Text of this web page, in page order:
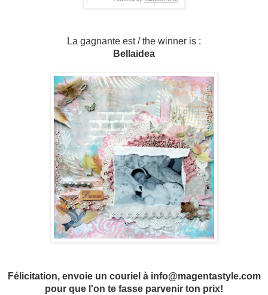
La gagnante est / the winner is :
Bellaidea
Félicitation, envoie un couriel à info@magentastyle.com
pour que l'on te fasse parvenir ton prix!